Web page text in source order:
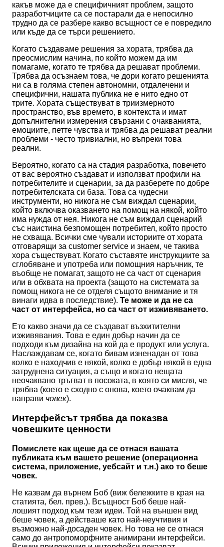
какъв може да е специфичният проблем, защото
разработчиците са се постарали да е непосилно
трудно да се разбере какво всъщност се е повредило
или къде да се търси решението.
Когато създаваме решения за хората, трябва да
преосмислим начина, по който можем да им
помагаме, когато те трябва да решават проблеми.
Трябва да осъзнаем това, че дори когато решенията
ни са в голяма степен автономни, отдалечени и
специфични, нашата публика не е нито едно от
трите. Хората съществуват в триизмерното
пространство, във времето, в контекста и имат
допълнителни измерения свързани с очакванията,
емоциите, петте чувства и трябва да решават реални
проблеми - често тривиални, но въпреки това
реални.
Вероятно, когато са на стадия разработка, повечето
от вас вероятно създават и използват профили на
потребителите и сценарии, за да разберете по добре
потребителската си база. Това са чудесни
инструменти, но никога не съм виждал сценарии,
който включва оказването на помощ на някой, който
има нужда от нея. Никога не съм виждал сценарий
със наистина безпомощен потребител, който просто
не схваща. Всички сме чували историите от хората
отговарящи за customer service и знаем, че такива
хора съществуват. Когато съставяте инструкциите за
сглобяване и употреба или помощния наръчник, те
въобще не помагат, защото не са част от сценария
или в обхвата на проекта (защото на системата за
помощ никога не се отделя същото внимание и тя
винаги идва в последствие). Те може и да не са
част от интерфейса, но са част от изживяването.
Ето какво значи да се създават възхитителни
изживявания. Това е един добър начин да се
подходи към дизайна на кой да е продукт или услуга.
Наслаждавам се, когато бивам изненадан от това
колко е находчив е някой, колко е добър някой в една
затруднена ситуация, а също и когато нещата
неочаквано тръгват в посоката, в която си мисля, че
трябва (което е сходно с онова, което очаквам да
направи човек).
Интерфейсът трябва да показва
човешките ценности
Помислете как щеше да се отнася вашата
публиката към вашето решение (операционна
система, приложение, уебсайт и т.н.) ако то беше
човек.
Не казвам да върнем Боб (виж бележките в края на
статията, бел. прев.). Всъщност Боб беше най-
лошият подход към тези идеи. Той на външен вид
беше човек, а действаше като най-неучтивия и
възможно най-досаден човек. Но това не се отнася
само до антропоморфните анимирани интерфейси.